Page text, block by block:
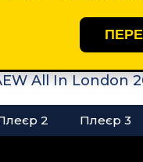
All In London
2 Плеєр 3